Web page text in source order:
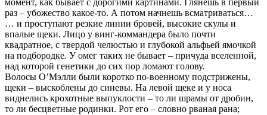
раз – убожество какое-то. А потом начнешь всматриваться…
… и проступают резкие линии бровей, высокие скулы и
впалые щеки. Лицо у винг-коммандера было почти
квадратное, с твердой челюстью и глубокой альфьей ямочкой
на подбородке. У омег таких не бывает – причуда вселенной,
над которой генетики до сих пор ломают голову.
Волосы О’Мэлли были коротко по-военному подстрижены,
щеки – выскоблены до синевы. На левой щеке и у носа
виднелись крохотные выпуклости – то ли шрамы от дробин,
то ли бесцветные родинки. Рот его – словно рваная рана;